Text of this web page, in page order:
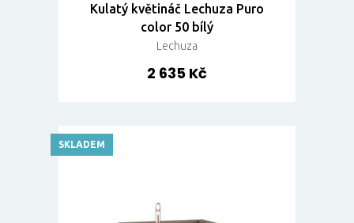
Kulatý květináč Lechuza Puro
color 50 bílý
Lechuza
2 635 Kč
SKLADEM